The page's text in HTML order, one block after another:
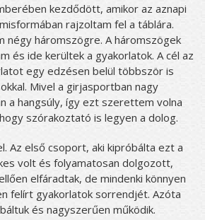
kezdődött, amikor az aznapi
rajzoltam fel a táblára.
háromszögre. A háromszögek
és ide kerültek a gyakorlatok. A cél az
egy edzésen belül többször is
Mivel a girjasportban nagy
a hangsúly, így ezt szerettem volna
szórakoztató is legyen a dolog.
Az első csoport, aki kipróbálta ezt a
volt és folyamatosan dolgozott,
elfáradtak, de mindenki könnyen
felírt gyakorlatok sorrendjét. Azóta
és nagyszerűen működik.